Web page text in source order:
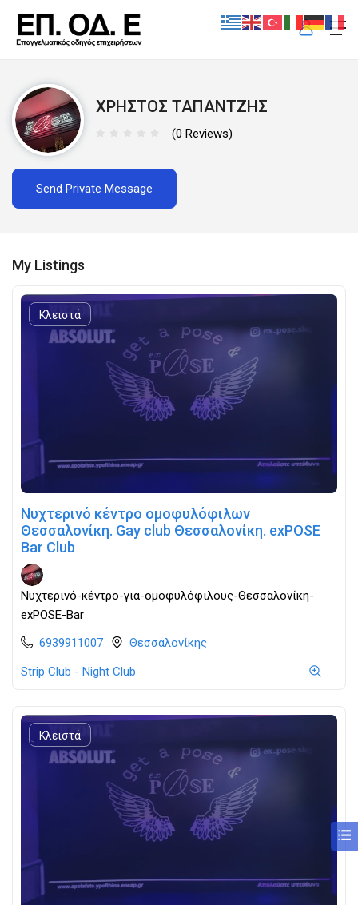
XΡΗΣΤΟΣ ΤΑΠΑΝΤΖΗΣ
(0 Reviews)
Send Private Message
My Listings
Κλειστά
Νυχτερινό κέντρο ομοφυλόφιλων
Θεσσαλονίκη. Gay club Θεσσαλονίκη. exPOSE
Bar Club
Νυχτερινό-κέντρο-για-ομοφυλόφιλους-Θεσσαλονίκη-
exPOSE-Bar
6939911007
Θεσσαλονίκης
Strip Club - Night Club
Κλειστά